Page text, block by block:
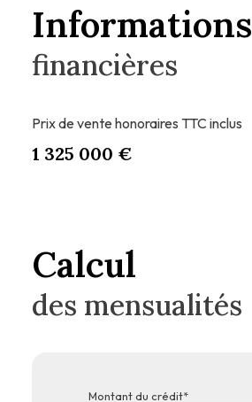
Informations
financières
Prix de vente honoraires TTC inclus
1 325 000 €
Calcul
des mensualités
Montant du crédit*